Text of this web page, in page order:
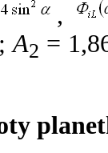
,
A2 =